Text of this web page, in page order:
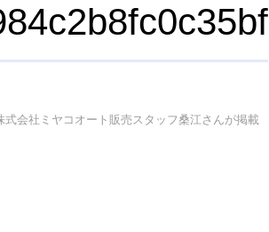
式会社ミヤコオート販売スタッフ桑江さんが掲載